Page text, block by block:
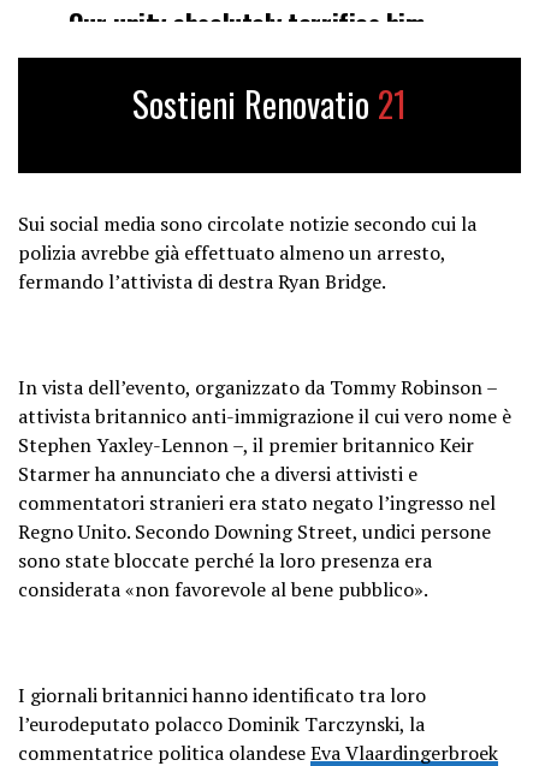
Our unity absolutely terrifies him.
pic.twitter.com/KCCyvLtdGQ
— God Save Great Britain
Sostieni Renovatio 21
Sui social media sono circolate notizie secondo cui la
polizia avrebbe già effettuato almeno un arresto,
fermando l’attivista di destra Ryan Bridge.
In vista dell’evento, organizzato da Tommy Robinson –
attivista britannico anti-immigrazione il cui vero nome è
Stephen Yaxley-Lennon –, il premier britannico Keir
Starmer ha annunciato che a diversi attivisti e
commentatori stranieri era stato negato l’ingresso nel
Regno Unito. Secondo Downing Street, undici persone
sono state bloccate perché la loro presenza era
considerata «non favorevole al bene pubblico».
I giornali britannici hanno identificato tra loro
l’eurodeputato polacco Dominik Tarczynski, la
commentatrice politica olandeseEva Vlaardingerbroek